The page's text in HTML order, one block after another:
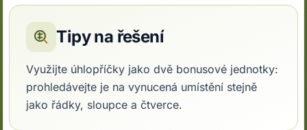
Tipy na řešení
Využijte úhlopříčky jako dvě bonusové jednotky:
prohledávejte je na vynucená umístění stejně
jako řádky, sloupce a čtverce.